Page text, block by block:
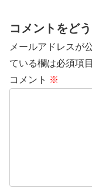
コメントをど
メールアドレスが
ている欄は必須項
コメント ※